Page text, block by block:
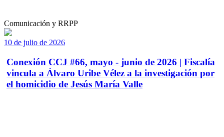
Comunicación y RRPP
10 de julio de 2026
Conexión CCJ #66, mayo - junio de 2026 | Fiscalía
vincula a Álvaro Uribe Vélez a la investigación por
el homicidio de Jesús María Valle